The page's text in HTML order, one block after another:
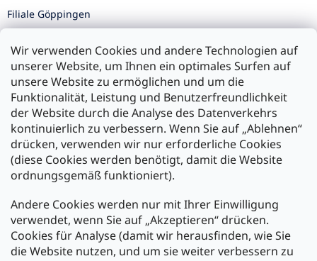
Wir verwenden Cookies und andere Technologien auf
unserer Website, um Ihnen ein optimales Surfen auf
unsere Website zu ermöglichen und um die
Funktionalität, Leistung und Benutzerfreundlichkeit
der Website durch die Analyse des Datenverkehrs
kontinuierlich zu verbessern. Wenn Sie auf „Ablehnen“
drücken, verwenden wir nur erforderliche Cookies
(diese Cookies werden benötigt, damit die Website
ordnungsgemäß funktioniert).
Andere Cookies werden nur mit Ihrer Einwilligung
verwendet, wenn Sie auf „Akzeptieren“ drücken.
Cookies für Analyse (damit wir herausfinden, wie Sie
die Website nutzen, und um sie weiter verbessern zu
Filiale Göppingen
Filiale Ulm
Zahlung und Versand
Versand mit:
Zahlarten: